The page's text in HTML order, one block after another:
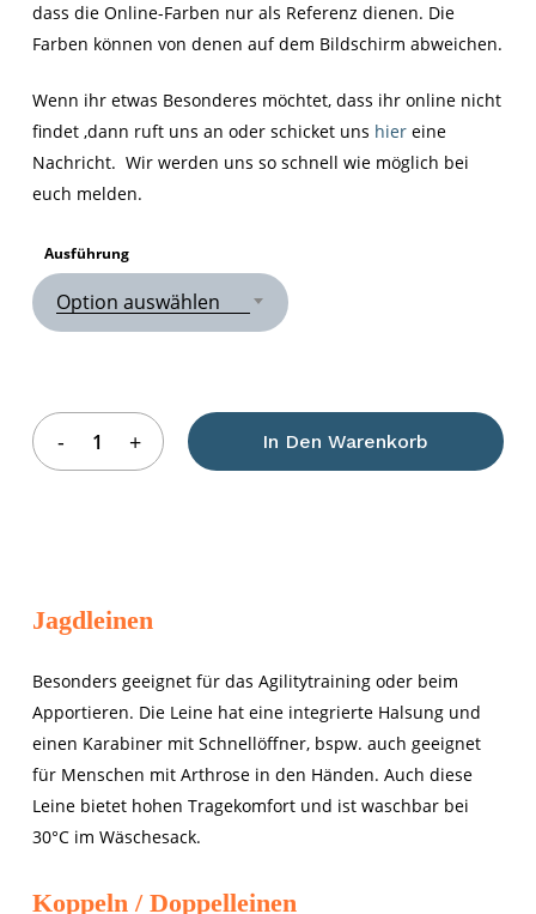
dass die Online-Farben nur als Referenz dienen. Die
Farben können von denen auf dem Bildschirm abweichen.
Wenn ihr etwas Besonderes möchtet, dass ihr online nicht
findet ,dann ruft uns an oder schicket uns hiereine
Nachricht. Wir werden uns so schnell wie möglich bei
euch melden.
Ausführung
Option auswählen
In Den Warenkorb
Jagdleinen
Besonders geeignet für das Agilitytraining oder beim
Apportieren. Die Leine hat eine integrierte Halsung und
einen Karabiner mit Schnellöffner, bspw. auch geeignet
für Menschen mit Arthrose in den Händen. Auch diese
Leine bietet hohen Tragekomfort und ist waschbar bei
30°C im Wäschesack.
Koppeln / Doppelleinen